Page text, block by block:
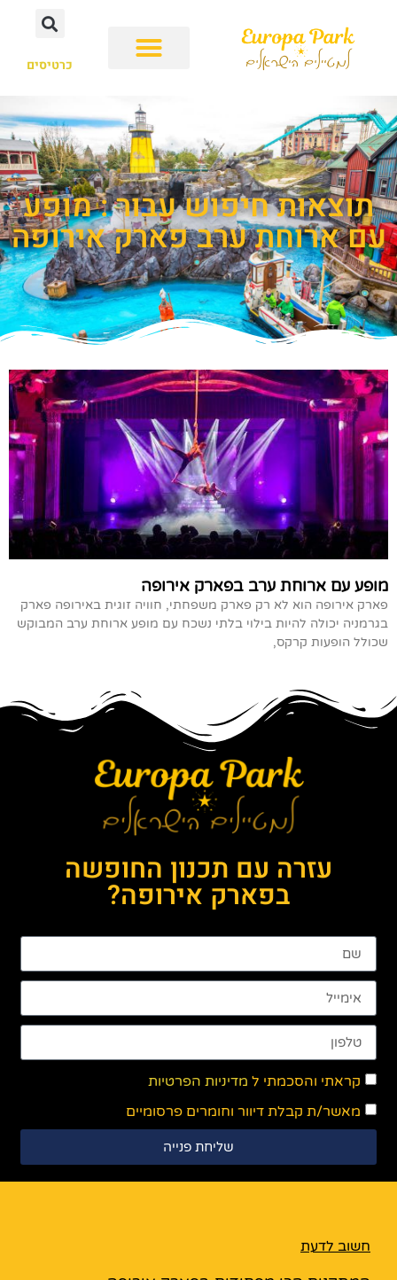
כרטיסים
תוצאות חיפוש עבור : מופע
עם ארוחת ערב פארק אירופה
מופע עם ארוחת ערב בפארק אירופה
פארק אירופה הוא לא רק פארק משפחתי, חוויה זוגית באירופה פארק
בגרמניה יכולה להיות בילוי בלתי נשכח עם מופע ארוחת ערב המבוקש
שכולל הופעות קרקס,
עזרה עם תכנון החופשה
בפארק אירופה?
קראתי והסכמתי ל מדיניות הפרטיות
מאשר/ת קבלת דיוור וחומרים פרסומיים
שליחת פנייה
חשוב לדעת